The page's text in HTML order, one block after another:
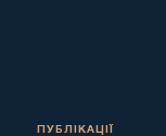
ПУБЛІКАЦІЇ